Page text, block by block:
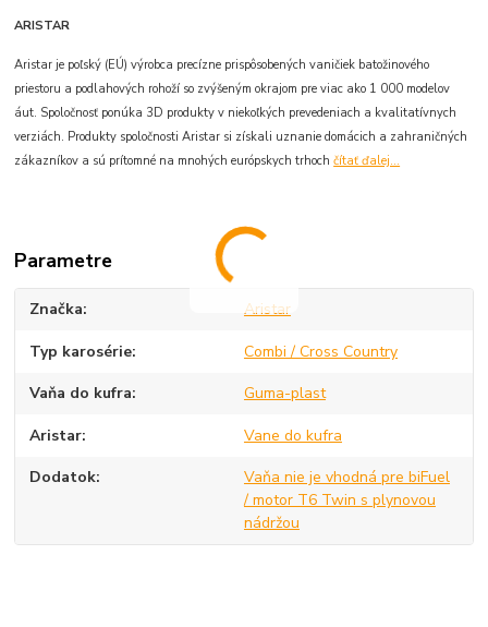
ARISTAR
Aristar je poľský (EÚ) výrobca precízne prispôsobených vaničiek batožinového
priestoru a podlahových rohoží so zvýšeným okrajom pre viac ako 1 000 modelov
áut. Spoločnosť ponúka 3D produkty v niekoľkých prevedeniach a kvalitatívnych
verziách. Produkty spoločnosti Aristar si získali uznanie domácich a zahraničných
zákazníkov a sú prítomné na mnohých európskych trhochčítať ďalej...
Parametre
Značka Aristar
Typ karosérie Combi / Cross Country
Vaňa do kufra Guma-plast
Aristar Vane do kufra
Dodatok
Vaňa nie je vhodná pre biFuel
/ motor T6 Twin s plynovou
nádržou